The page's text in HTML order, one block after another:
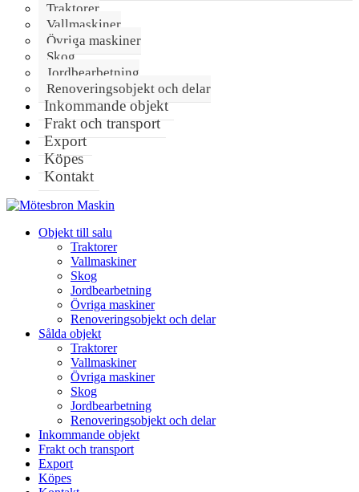
Traktorer
Vallmaskiner
Övriga maskiner
Skog
Jordbearbetning
Renoveringsobjekt och delar
Inkommande objekt
Frakt och transport
Export
Köpes
Kontakt
Objekt till salu
Traktorer
Vallmaskiner
Skog
Jordbearbetning
Övriga maskiner
Renoveringsobjekt och delar
Sålda objekt
Traktorer
Vallmaskiner
Övriga maskiner
Skog
Jordbearbetning
Renoveringsobjekt och delar
Inkommande objekt
Frakt och transport
Export
Köpes